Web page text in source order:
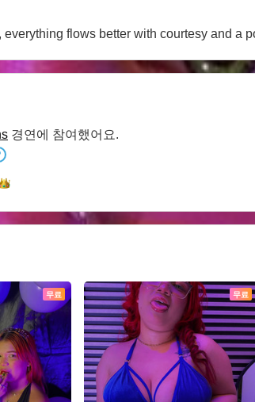
flows better with courtesy and a
경연에 참여했어요.
무료 무료